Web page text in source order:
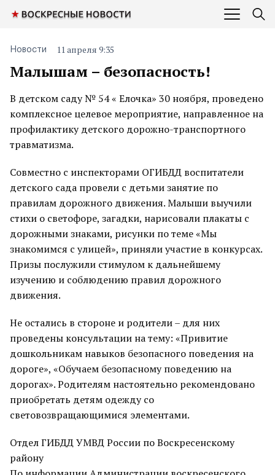
Малышам – безопасность!
Новости 11 апреля 9:35
В детском саду № 54 « Елочка» 30 ноября, проведено
комплексное целевое мероприятие, направленное на
профилактику детского дорожно-транспортного
травматизма.
Совместно с инспекторами ОГИБДД воспитатели
детского сада провели с детьми занятие по
правилам дорожного движения. Малыши выучили
стихи о светофоре, загадки, нарисовали плакаты с
дорожными знаками, рисунки по теме «Мы
знакомимся с улицей», приняли участие в конкурсах.
Призы послужили стимулом к дальнейшему
изучению и соблюдению правил дорожного
движения.
Не остались в стороне и родители – для них
проведены консультации на тему: «Привитие
дошкольникам навыков безопасного поведения на
дороге», «Обучаем безопасному поведению на
дорогах». Родителям настоятельно рекомендовано
приобретать детям одежду со
световозвращающимися элементами.
Отдел ГИБДД УМВД России по Воскресенскому
району